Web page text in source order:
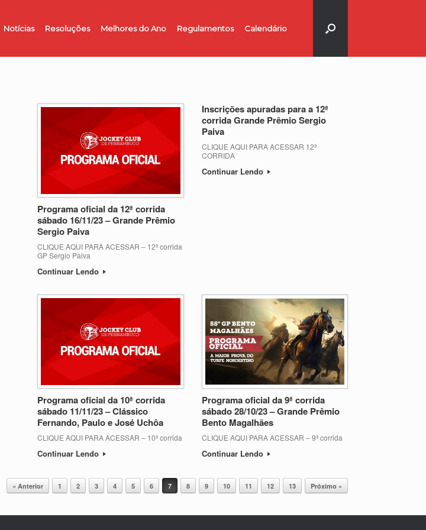
Notícias Resoluções Melhores do Ano Regulamentos Calendário
Programa oficial da 12ª corrida
sábado 16/11/23 – Grande Prêmio
Sergio Paiva
CLIQUE AQUI PARA ACESSAR – 12ª corrida
GP Sergio Paiva
Continuar Lendo
Inscrições apuradas para a 12ª
corrida Grande Prêmio Sergio
Paiva
CLIQUE AQUI PARA ACESSAR 12ª
CORRIDA
Continuar Lendo
Programa oficial da 10ª corrida
sábado 11/11/23 – Clássico
Fernando, Paulo e José Uchôa
CLIQUE AQUI PARA ACESSAR – 10ª corrida
Continuar Lendo
Programa oficial da 9ª corrida
sábado 28/10/23 – Grande Prêmio
Bento Magalhães
CLIQUE AQUI PARA ACESSAR – 9ª corrida
Continuar Lendo
« Anterior 1 2 3 4 5 6 7 8 9 10 11 12 13 Próximo »